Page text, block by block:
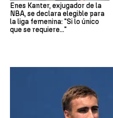
Enes Kanter, exjugador de la
NBA, se declara elegible para
la liga femenina: "Si lo único
que se requiere..."